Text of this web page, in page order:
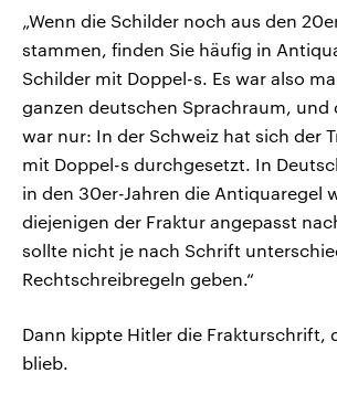
„Wenn die Schilder noch aus den
stammen, finden Sie häufig in
Schilder mit Doppel-s. Es war also
ganzen deutschen Sprachraum, und
war nur: In der Schweiz hat sich der
mit Doppel-s durchgesetzt. In
in den 30er-Jahren die Antiquaregel
diejenigen der Fraktur angepasst
sollte nicht je nach Schrift
Rechtschreibregeln geben.“
Dann kippte Hitler die Frakturschrift,
blieb.